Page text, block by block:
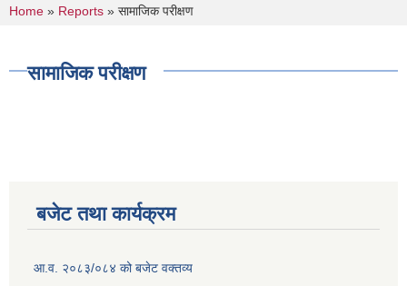
You are here
Home » Reports » सामाजिक परीक्षण
सामाजिक परीक्षण
बजेट तथा कार्यक्रम
आ.व. २०८३/०८४ को बजेट वक्तव्य